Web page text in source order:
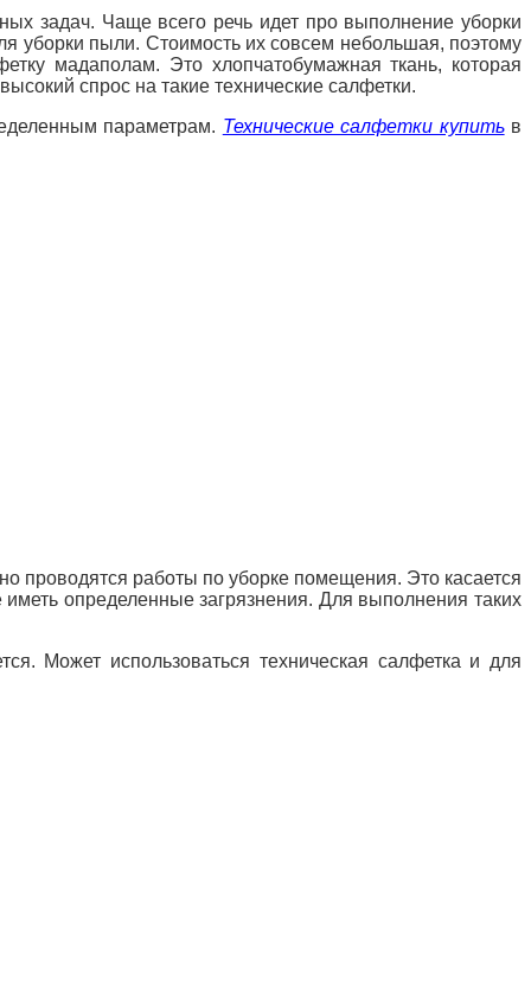
задач. Чаще всего речь идет про выполнение уборки
уборки пыли. Стоимость их совсем небольшая, поэтому
мадаполам. Это хлопчатобумажная ткань, которая
спрос на такие технические салфетки.
параметрам. Технические салфетки купитьв
проводятся работы по уборке помещения. Это касается
определенные загрязнения. Для выполнения таких
Может использоваться техническая салфетка и для